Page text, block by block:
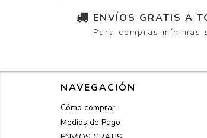
ENVÍOS GRATIS A
Para compras mínimas
NAVEGACIÓN
Cómo comprar
Medios de Pago